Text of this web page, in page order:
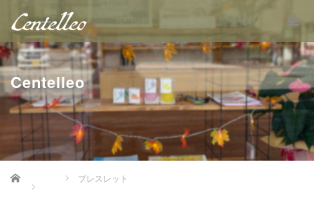
Centelleo
Home ブレスレット